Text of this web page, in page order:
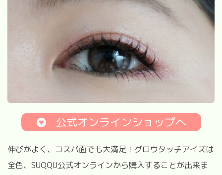
公式オンラインショップへ
伸びがよく、コスパ面でも大満足！グロウタッチアイズは
全色、 SUQQU公式オンラインから購入することが出来ま